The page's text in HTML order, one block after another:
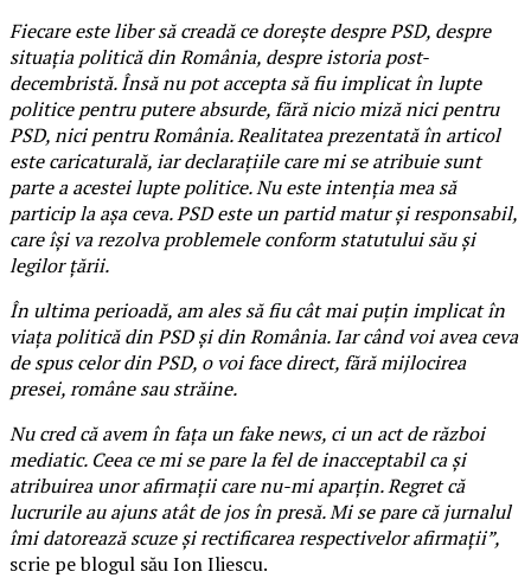
Fiecare este liber să creadă ce doreşte despre PSD, despre
situaţia politică din România, despre istoria post-
decembristă. Însă nu pot accepta să fiu implicat în lupte
politice pentru putere absurde, fără nicio miză nici pentru
PSD, nici pentru România. Realitatea prezentată în articol
este caricaturală, iar declaraţiile care mi se atribuie sunt
parte a acestei lupte politice. Nu este intenţia mea să
particip la aşa ceva. PSD este un partid matur şi responsabil,
care îşi va rezolva problemele conform statutului său şi
legilor ţării.
În ultima perioadă, am ales să fiu cât mai puţin implicat în
viaţa politică din PSD şi din România. Iar când voi avea ceva
de spus celor din PSD, o voi face direct, fără mijlocirea
presei, române sau străine.
Nu cred că avem în faţa un fake news, ci un act de război
mediatic. Ceea ce mi se pare la fel de inacceptabil ca şi
atribuirea unor afirmaţii care nu-mi aparţin. Regret că
lucrurile au ajuns atât de jos în presă. Mi se pare că jurnalul
îmi datorează scuze şi rectificarea respectivelor afirmaţii”,
scrie pe blogul său Ion Iliescu.